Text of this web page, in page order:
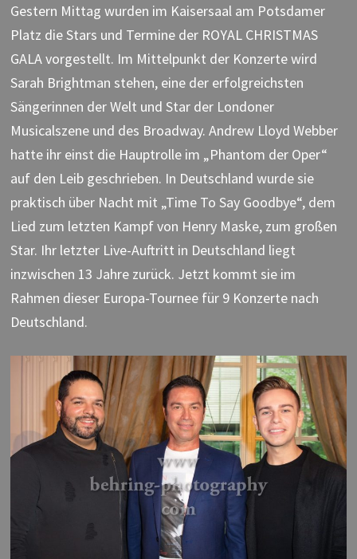
Gestern Mittag wurden im Kaisersaal am Potsdamer
Platz die Stars und Termine der ROYAL CHRISTMAS
GALA vorgestellt. Im Mittelpunkt der Konzerte wird
Sarah Brightman stehen, eine der erfolgreichsten
Sängerinnen der Welt und Star der Londoner
Musicalszene und des Broadway. Andrew Lloyd Webber
hatte ihr einst die Hauptrolle im „Phantom der Oper“
auf den Leib geschrieben. In Deutschland wurde sie
praktisch über Nacht mit „Time To Say Goodbye“, dem
Lied zum letzten Kampf von Henry Maske, zum großen
Star. Ihr letzter Live-Auftritt in Deutschland liegt
inzwischen 13 Jahre zurück. Jetzt kommt sie im
Rahmen dieser Europa-Tournee für 9 Konzerte nach
Deutschland.